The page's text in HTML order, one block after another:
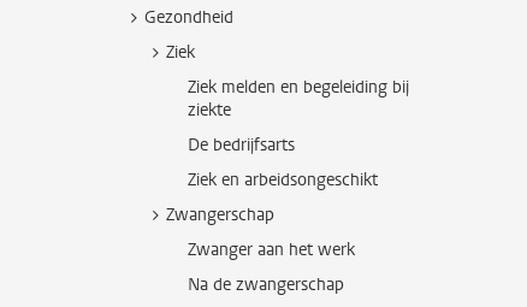
Gezondheid
Ziek
Ziek melden en begeleiding bij
ziekte
De bedrijfsarts
Ziek en arbeidsongeschikt
Zwangerschap
Zwanger aan het werk
Na de zwangerschap